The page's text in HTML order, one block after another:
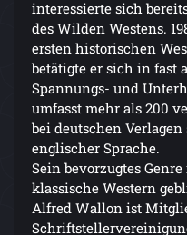
interessierte sich
des Wilden Westens.
ersten historischen
betätigte er sich in fast
Spannungs- und
umfasst mehr als 200
bei deutschen
englischer Sprache.
Sein bevorzugtes
klassische Western
Alfred Wallon ist